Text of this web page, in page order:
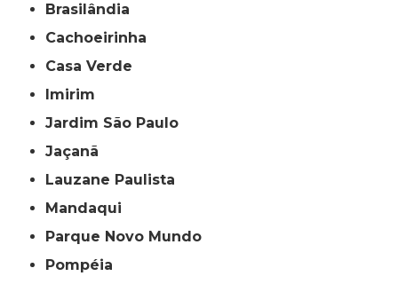
Brasilândia
Cachoeirinha
Casa Verde
Imirim
Jardim São Paulo
Jaçanã
Lauzane Paulista
Mandaqui
Parque Novo Mundo
Pompéia